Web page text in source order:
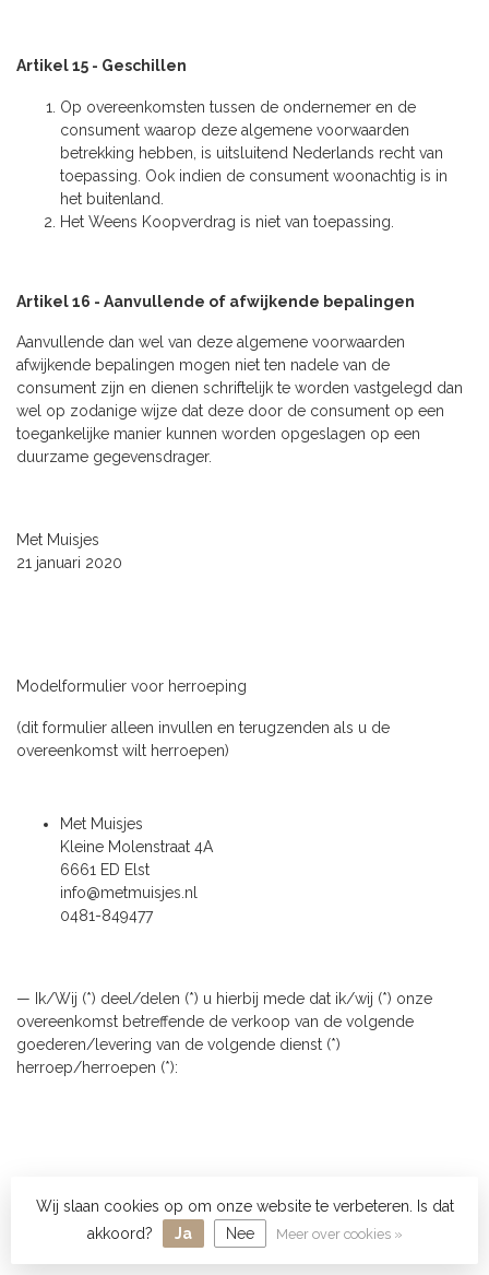
Artikel 15 - Geschillen
Op overeenkomsten tussen de ondernemer en de
consument waarop deze algemene voorwaarden
betrekking hebben, is uitsluitend Nederlands recht van
toepassing. Ook indien de consument woonachtig is in
het buitenland.
Het Weens Koopverdrag is niet van toepassing.
Artikel 16 - Aanvullende of afwijkende bepalingen
Aanvullende dan wel van deze algemene voorwaarden
afwijkende bepalingen mogen niet ten nadele van de
consument zijn en dienen schriftelijk te worden vastgelegd dan
wel op zodanige wijze dat deze door de consument op een
toegankelijke manier kunnen worden opgeslagen op een
duurzame gegevensdrager.
Met Muisjes
21 januari 2020
Modelformulier voor herroeping
(dit formulier alleen invullen en terugzenden als u de
overeenkomst wilt herroepen)
Met Muisjes
Kleine Molenstraat 4A
6661 ED Elst
info@metmuisjes.nl
0481-849477
— Ik/Wij (*) deel/delen (*) u hierbij mede dat ik/wij (*) onze
overeenkomst betreffende de verkoop van de volgende
goederen/levering van de volgende dienst (*)
herroep/herroepen (*):
Wij slaan cookies op om onze website te verbeteren. Is dat
akkoord?
Ja Nee Meer over cookies »